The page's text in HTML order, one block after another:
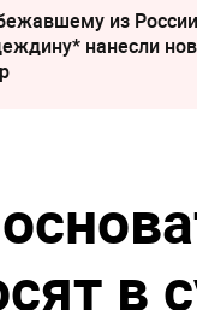
из
нанесли
в